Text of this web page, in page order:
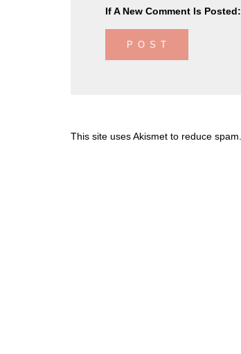
If A New Comment Is Posted:
This site uses Akismet to reduce spam.